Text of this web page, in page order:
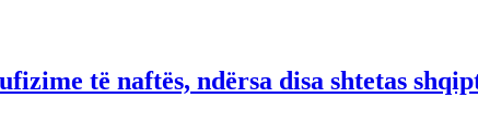
të naftës, ndërsa disa shtetas